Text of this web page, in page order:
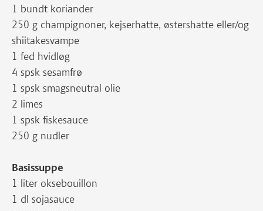
1 bundt koriander
250 g champignoner, kejserhatte, østershatte eller/og
shiitakesvampe
1 fed hvidløg
4 spsk sesamfrø
1 spsk smagsneutral olie
2 limes
1 spsk fiskesauce
250 g nudler
Basissuppe
1 liter oksebouillon
1 dl sojasauce